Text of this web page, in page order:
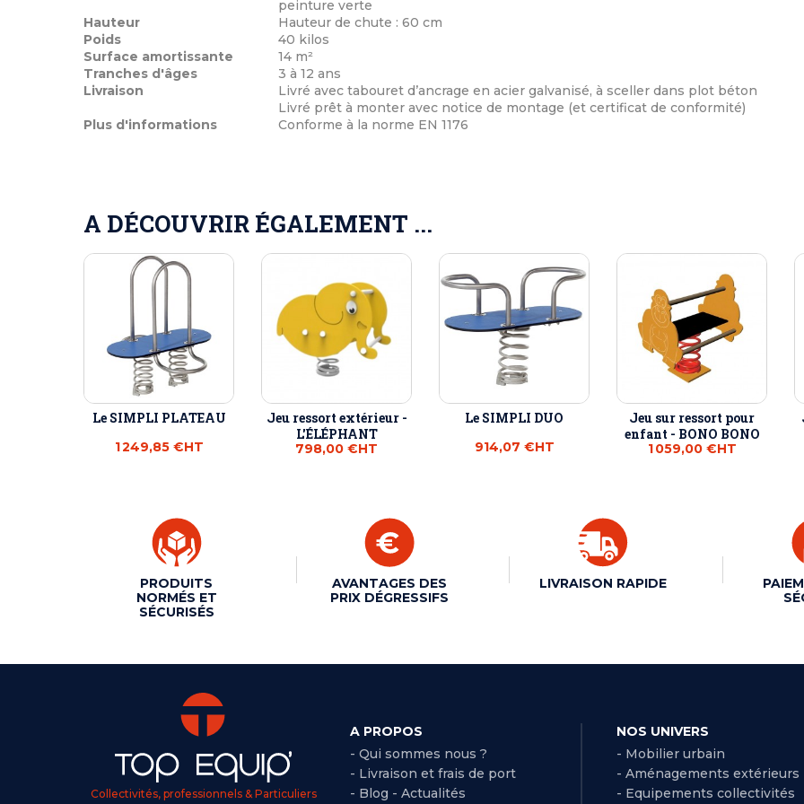
peinture verte
Hauteur
Hauteur de chute : 60 cm
Poids
40 kilos
Surface amortissante
14 m²
Tranches d'âges
3 à 12 ans
Livraison
Livré avec tabouret d’ancrage en acier galvanisé, à sceller dans plot béton
Livré prêt à monter avec notice de montage (et certificat de conformité)
Plus d'informations
Conforme à la norme EN 1176
A DÉCOUVRIR ÉGALEMENT ...
Le SIMPLI PLATEAU
1 249,85 €HT
Jeu ressort extérieur -
L'ÉLÉPHANT
798,00 €HT
Le SIMPLI DUO
914,07 €HT
Jeu sur ressort pour
enfant - BONO BONO
1 059,00 €HT
PRODUITS
NORMÉS ET
SÉCURISÉS
AVANTAGES DES
PRIX DÉGRESSIFS
LIVRAISON RAPIDE
Collectivités, professionnels & Particuliers
A PROPOS
- Qui sommes nous ?
- Livraison et frais de port
- Blog - Actualités
NOS UNIVERS
- Mobilier urbain
- Aménagements extérieurs
- Equipements collectivités